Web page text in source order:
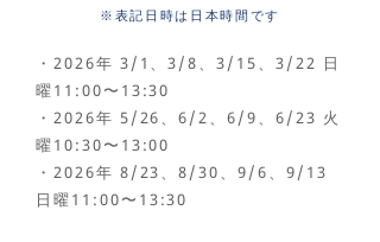
※表記日時は日本時間です
・2026年 3/1、3/8、3/15、3/22 日
曜11:00〜13:30
・2026年 5/26、6/2、6/9、6/23 火
曜10:30〜13:00
・2026年 8/23、8/30、9/6、9/13
日曜11:00〜13:30